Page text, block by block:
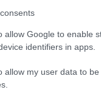
allow Google to enable
identifiers in apps.
allow my user data to